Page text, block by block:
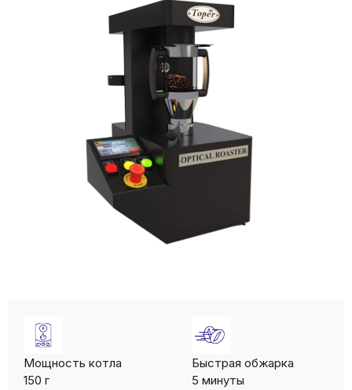
Мощность котла
150 г
Быстрая обжарка
5 минуты